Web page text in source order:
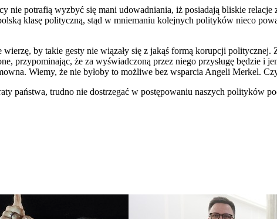
nie potrafią wyzbyć się mani udowadniania, iż posiadają bliskie
klasę polityczną, stąd w mniemaniu kolejnych polityków nieco
by takie gesty nie wiązały się z jakąś formą korupcji
przypominając, że za wyświadczoną przez niego przysługę będzie i
Wiemy, że nie byłoby to możliwe bez wsparcia Angeli Merkel.
państwa, trudno nie dostrzegać w postępowaniu naszych polityków